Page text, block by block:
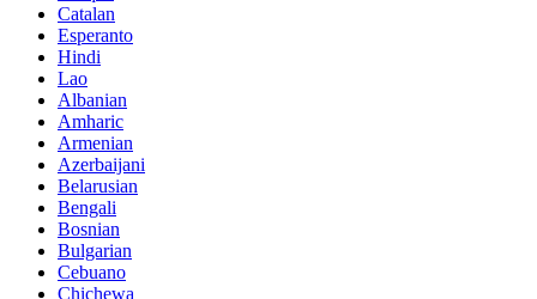
Catalan
Esperanto
Hindi
Lao
Albanian
Amharic
Armenian
Azerbaijani
Belarusian
Bengali
Bosnian
Bulgarian
Cebuano
Chichewa